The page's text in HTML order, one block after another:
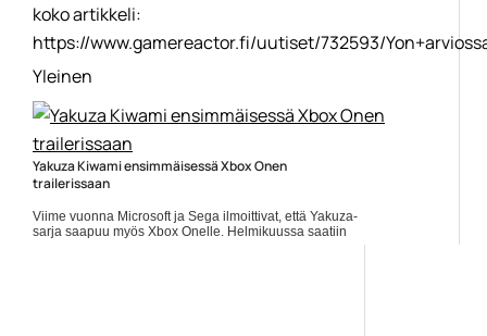
koko artikkeli:
https://www.gamereactor.fi/uutiset/732593/
Yleinen
Yakuza Kiwami ensimmäisessä Xbox Onen
trailerissaan
Viime vuonna Microsoft ja Sega ilmoittivat, että Yakuza-
sarja saapuu myös Xbox Onelle. Helmikuussa saatiin